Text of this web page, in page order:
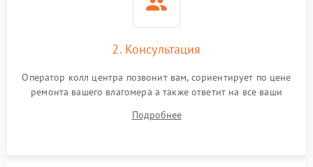
2. Консультация
Оператор колл центра позвонит вам, сориентирует по цене
ремонта вашего влагомера а также ответит на все ваши
Подробнее